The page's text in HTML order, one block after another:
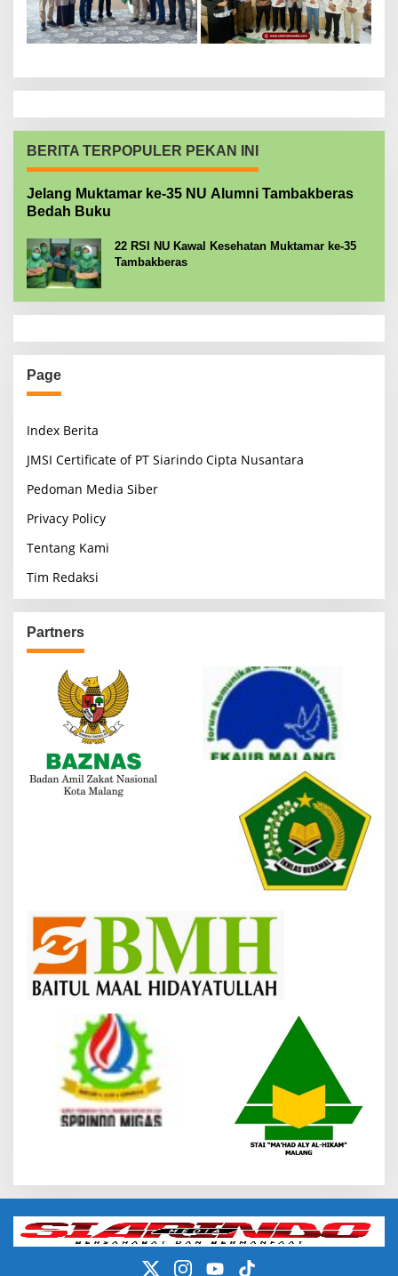
BERITA TERPOPULER PEKAN INI
Jelang Muktamar ke-35 NU Alumni Tambakberas
Bedah Buku
22 RSI NU Kawal Kesehatan Muktamar ke-35
Tambakberas
Page
Index Berita
JMSI Certificate of PT Siarindo Cipta Nusantara
Pedoman Media Siber
Privacy Policy
Tentang Kami
Tim Redaksi
Partners